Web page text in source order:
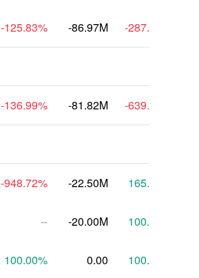
-125.83% -86.97M -287.45
-136.99% -81.82M -639.78
-948.72% -22.50M 165.22
-- -20.00M 100.00
100.00% 0.00 100.00